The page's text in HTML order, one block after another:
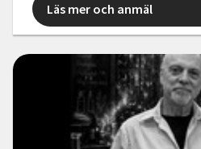
Läs mer och anmäl